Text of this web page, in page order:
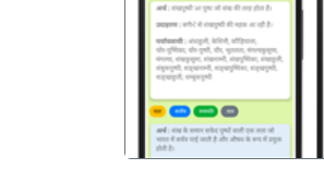
पिछला